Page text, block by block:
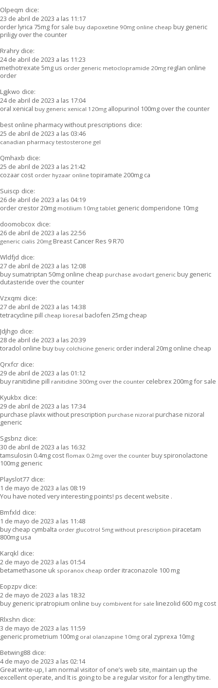
Olpeqm dice:
23 de abril de 2023 a las 11:17
order lyrica 75mg for sale buy dapoxetine 90mg online cheap buy generic
priligy over the counter
Rrahry dice:
24 de abril de 2023 a las 11:23
methotrexate 5mg us order generic metoclopramide 20mg reglan online
order
Lgjkwo dice:
24 de abril de 2023 a las 17:04
oral xenical buy generic xenical 120mg allopurinol 100mg over the counter
best online pharmacy without prescriptions dice:
25 de abril de 2023 a las 03:46
canadian pharmacy testosterone gel
Qmhaxb dice:
25 de abril de 2023 a las 21:42
cozaar cost order hyzaar online topiramate 200mg ca
Suiscp dice:
26 de abril de 2023 a las 04:19
order crestor 20mg motilium 10mg tablet generic domperidone 10mg
doomobcox dice:
26 de abril de 2023 a las 22:56
generic cialis 20mg Breast Cancer Res 9 R70
Wldfjd dice:
27 de abril de 2023 a las 12:08
buy sumatriptan 50mg online cheap purchase avodart generic buy generic
dutasteride over the counter
Vzxqmi dice:
27 de abril de 2023 a las 14:38
tetracycline pill cheap lioresal baclofen 25mg cheap
Jdjhgo dice:
28 de abril de 2023 a las 20:39
toradol online buy buy colchicine generic order inderal 20mg online cheap
Qrxfcr dice:
29 de abril de 2023 a las 01:12
buy ranitidine pill ranitidine 300mg over the counter celebrex 200mg for sale
Kyukbx dice:
29 de abril de 2023 a las 17:34
purchase plavix without prescription purchase nizoral purchase nizoral
generic
Sgsbnz dice:
30 de abril de 2023 a las 16:32
tamsulosin 0.4mg cost flomax 0.2mg over the counter buy spironolactone
100mg generic
Playslot77 dice:
1 de mayo de 2023 a las 08:19
You have noted very interesting points! ps decent website .
Bmfxld dice:
1 de mayo de 2023 a las 11:48
buy cheap cymbalta order glucotrol 5mg without prescription piracetam
800mg usa
Karqkl dice:
2 de mayo de 2023 a las 01:54
betamethasone uk sporanox cheap order itraconazole 100 mg
Eopzpv dice:
2 de mayo de 2023 a las 18:32
buy generic ipratropium online buy combivent for sale linezolid 600 mg cost
Rlxshn dice:
3 de mayo de 2023 a las 11:59
generic prometrium 100mg oral olanzapine 10mg oral zyprexa 10mg
Betwing88 dice:
4 de mayo de 2023 a las 02:14
Great write-up, I am normal visitor of one’s web site, maintain up the
excellent operate, and It is going to be a regular visitor for a lengthy time.